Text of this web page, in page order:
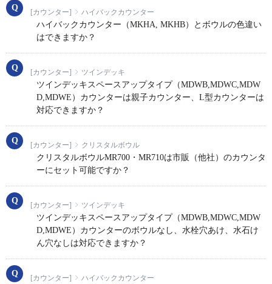
[カウンター] ハイバックカウンター
ハイバックカウンター（MKHA, MKHB）とボウルの色違い
はできますか？
[カウンター] ツインデッキ
ツインデッキスペースアップタイプ（MDWB,MDWC,MDW
D,MDWE）カウンターは親子カウンター、L型カウンターは
対応できますか？
[カウンター] クリスタルボウル
クリスタルボウルMR700・MR710は市販（他社）のカウンタ
ーにセット可能ですか？
[カウンター] ツインデッキ
ツインデッキスペースアップタイプ（MDWB,MDWC,MDW
D,MDWE）カウンターのボウルなし、水栓穴あけ、水石け
ん穴なしは対応できますか？
[カウンター] ハイバックカウンター